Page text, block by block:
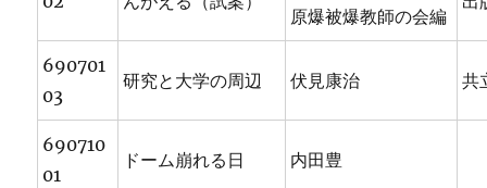
原爆被爆教師の会編
690701
03
研究と大学の周辺 伏見康治 共
690710
01
ドーム崩れる日 内田豊